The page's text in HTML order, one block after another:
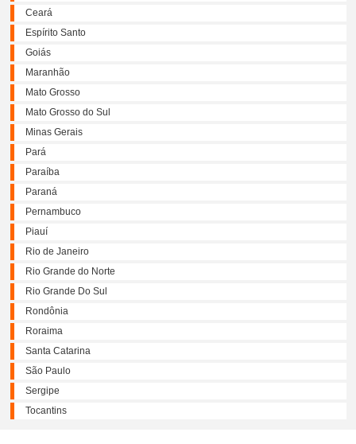
Ceará
Espírito Santo
Goiás
Maranhão
Mato Grosso
Mato Grosso do Sul
Minas Gerais
Pará
Paraíba
Paraná
Pernambuco
Piauí
Rio de Janeiro
Rio Grande do Norte
Rio Grande Do Sul
Rondônia
Roraima
Santa Catarina
São Paulo
Sergipe
Tocantins